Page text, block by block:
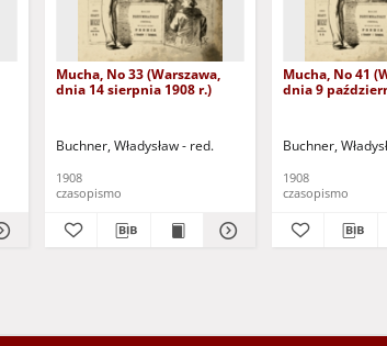
Mucha, No 33 (Warszawa,
dnia 14 sierpnia 1908 r.)
Buchner, Władysław - red.
1908
czasopismo
Mucha, No 41
dnia 9
Buchner,
1908
czasopismo